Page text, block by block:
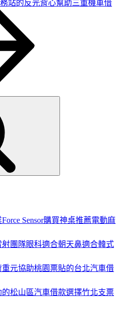
站的反光背心幫助三重機車借
Sensor購買神桌推薦電動麻
團隊眼科適合朝天鼻適合韓式
元協助桃園票貼的台北汽車借
松山區汽車借款選擇竹北支票